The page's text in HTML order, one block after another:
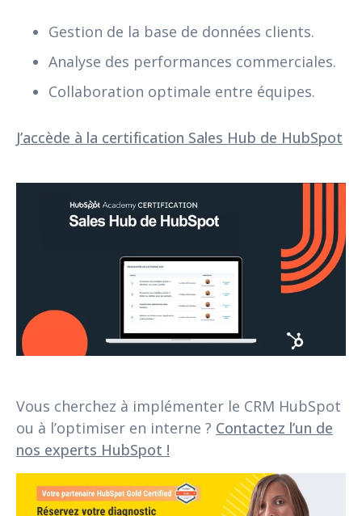
Gestion de la base de données clients.
Analyse des performances commerciales.
Collaboration optimale entre équipes.
J’accède à la certification Sales Hub de HubSpot
Vous cherchez à implémenter le CRM HubSpot
ou à l’optimiser en interne ? Contactez l’un de
nos experts HubSpot !